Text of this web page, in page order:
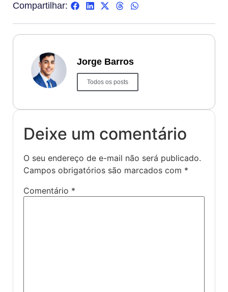
Compartilhar:
Jorge Barros
Todos os posts
Deixe um comentário
O seu endereço de e-mail não será publicado.
Campos obrigatórios são marcados com *
Comentário *